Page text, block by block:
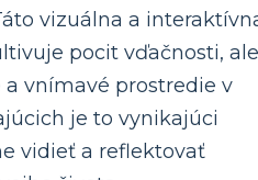
vizuálna a
pocit vďačnosti, ale
vnímavé prostredie v
je to vynikajúci
vidieť a reflektovať